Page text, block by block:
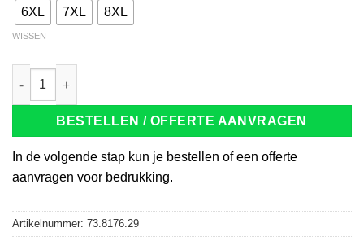
6XL 7XL 8XL
WISSEN
Tricorp 301008 Sweater 280g rood aantal
BESTELLEN / OFFERTE AANVRAGEN
In de volgende stap kun je bestellen of een offerte
aanvragen voor bedrukking.
Artikelnummer: 73.8176.29